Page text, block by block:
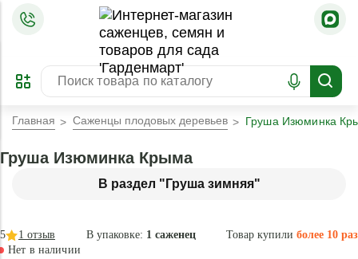
ПРЕДЗАКАЗ
ЗАБРОНИРОВАТЬ
ЛУЧШЕЕ
Главная Саженцы плодовых деревьев Груша Изюминка
В раздел "Груша зимняя"
Груша Изюминка Крыма
В упаковке: 1 саженец Товар купили более 10 раз
5 1 отзыв
Нет в наличии